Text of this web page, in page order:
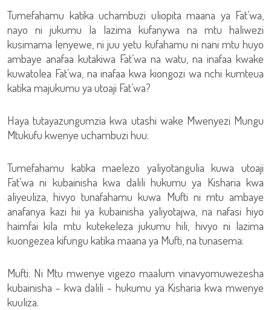
Tumefahamu katika uchambuzi uliopita maana ya Fat’wa,
nayo ni jukumu la lazima kufanywa na mtu haliwezi
kusimama lenyewe, ni juu yetu kufahamu ni nani mtu huyo
ambaye anafaa kutakiwa Fat’wa na watu, na inafaa kwake
kuwatolea Fat’wa, na inafaa kwa kiongozi wa nchi kumteua
katika majukumu ya utoaji Fat’wa?
Haya tutayazungumzia kwa utashi wake Mwenyezi Mungu
Mtukufu kwenye uchambuzi huu:
Tumefahamu katika maelezo yaliyotangulia kuwa utoaji
Fat’wa ni kubainisha kwa dalili hukumu ya Kisharia kwa
aliyeuliza, hivyo tunafahamu kuwa Mufti ni mtu ambaye
anafanya kazi hii ya kubainisha yaliyotajwa, na nafasi hiyo
haimfai kila mtu kutekeleza jukumu hili, hivyo ni lazima
kuongezea kifungu katika maana ya Mufti, na tunasema:
Mufti: Ni Mtu mwenye vigezo maalum vinavyomuwezesha
kubainisha - kwa dalili - hukumu ya Kisharia kwa mwenye
kuuliza.